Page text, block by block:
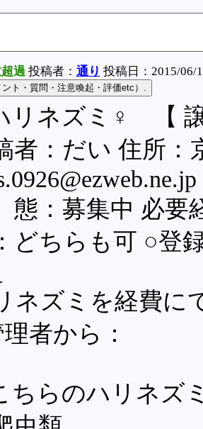
過投稿者： 通り 投稿日：2015/06/
リネズミ♀ 【
者：だい 住所：
：募集中 必要
どちらも可 ○登
ネズミを経費に
理者から：
ちらのハリネズ